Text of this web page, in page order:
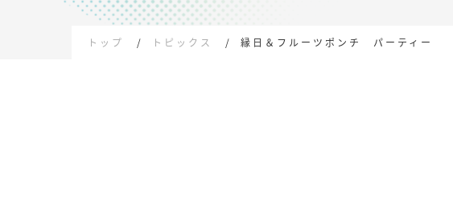
トップ トピックス 縁日＆フルーツポンチ パーティー